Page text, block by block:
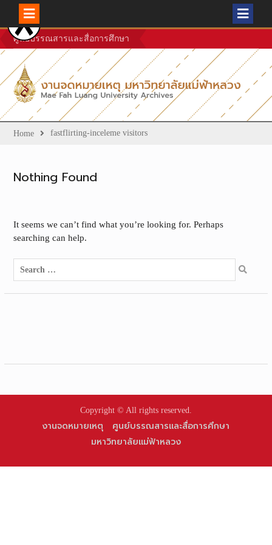
Skip
to
content
ศูนย์บรรณสารและสื่อการศึกษา
Home fastflirting-inceleme visitors
Nothing Found
It seems we can’t find what you’re looking for. Perhaps
searching can help.
Search
for:
Copyright © All rights reserved.
งานจดหมายเหตุ
ศูนย์บรรณสารและสื่อการศึกษา
มหาวิทยาลัยแม่ฟ้าหลวง